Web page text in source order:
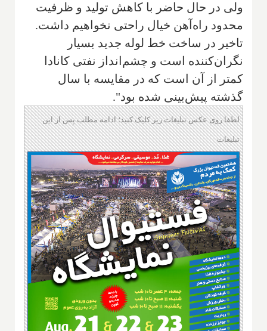
ولی در حال حاضر با کاهش تولید و ظرفیت
محدود راه‌آهن خیال راحتی نخواهیم داشت.
تاخیر در ساخت خط لوله‌ جدید بسیار
نگران‌کننده است و چشم‌انداز نفتی کانادا
کمتر از آن است که در مقایسه با سال
گذشته پیش‌بینی شده بود".
لطفا روی عکس تبلیغات زیر کلیک کنید؛ ادامه مطلب پس از این
تبلیغات